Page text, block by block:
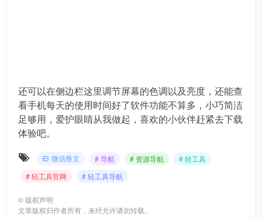
还可以在侧边栏这里调节屏幕的色调以及亮度，还能查
看手机每天的使用时间好了软件功能不算多，小巧简洁
足够用，爱护眼睛从我做起，喜欢的小伙伴赶紧去下载
体验吧。
微信推文 # 导航 # 资源导航
# 轻工具
# 轻工具官网
# 轻工具导航
© 版权声明
文章版权归作者所有，未经允许请勿转载。